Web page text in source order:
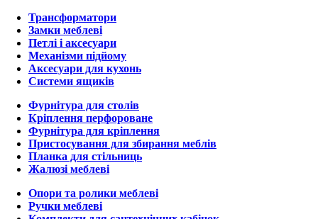
Трансформатори
Замки меблеві
Петлі і аксесуари
Механізми підйому
Аксесуари для кухонь
Системи ящиків
Фурнітура для столів
Кріплення перфороване
Фурнітура для кріплення
Пристосування для збирання меблів
Планка для стільниць
Жалюзі меблеві
Опори та ролики меблеві
Ручки меблеві